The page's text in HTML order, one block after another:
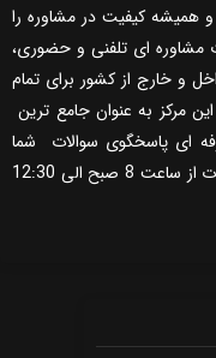
همیشه کیفیت در مشاوره را
مشاوره ای تلفنی و حضوری،
و خارج از کشور برای تمام
مرکز به عنوان جامع ترین
ای پاسخگوی سوالات شما
دوستان عزیز در هر روز هفته، حتی ایام تعطیلات از ساعت 8 صبح الی 12:30